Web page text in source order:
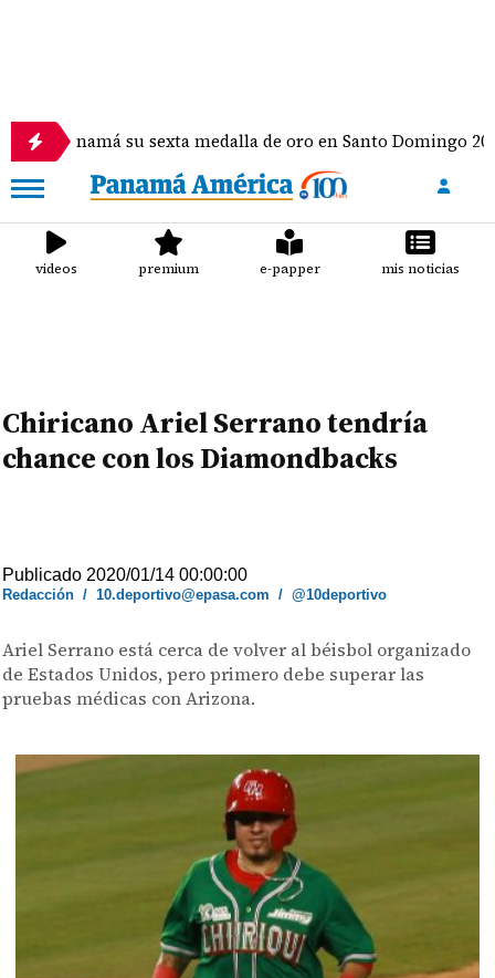
su sexta medalla de oro en Santo Domingo 2026
videos premium e-papper mis noticias
Chiricano Ariel Serrano tendría
chance con los Diamondbacks
Publicado 2020/01/14 00:00:00
Redacción /10.deportivo@epasa.com /@10deportivo
Ariel Serrano está cerca de volver al béisbol organizado
de Estados Unidos, pero primero debe superar las
pruebas médicas con Arizona.